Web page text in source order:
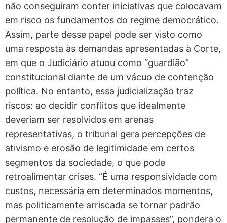
não conseguiram conter iniciativas que colocavam
em risco os fundamentos do regime democrático.
Assim, parte desse papel pode ser visto como
uma resposta às demandas apresentadas à Corte,
em que o Judiciário atuou como “guardião”
constitucional diante de um vácuo de contenção
política. No entanto, essa judicialização traz
riscos: ao decidir conflitos que idealmente
deveriam ser resolvidos em arenas
representativas, o tribunal gera percepções de
ativismo e erosão de legitimidade em certos
segmentos da sociedade, o que pode
retroalimentar crises. “É uma responsividade com
custos, necessária em determinados momentos,
mas politicamente arriscada se tornar padrão
permanente de resolução de impasses”, pondera o